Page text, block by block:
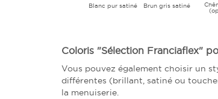
Blanc pur satiné Brun gris satiné
Coloris "Sélection Franciaflex"
Vous pouvez également choisir un
différentes (brillant, satiné ou
la menuiserie.